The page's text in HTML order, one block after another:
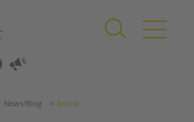
News/Blog Archiv